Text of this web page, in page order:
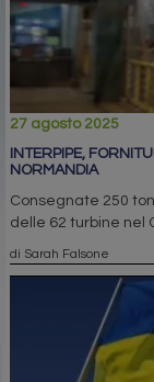
27 agosto 2025
INTERPIPE,
NORMANDIA
Consegnate 250
delle 62 turbine nel
di Sarah Falsone